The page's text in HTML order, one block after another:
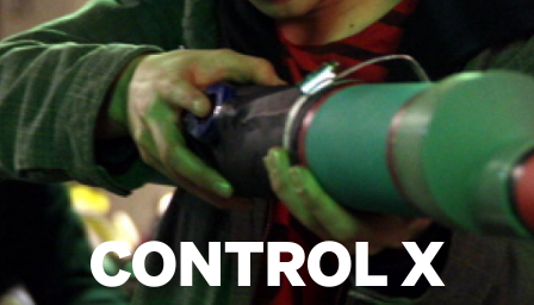
CONTROL X